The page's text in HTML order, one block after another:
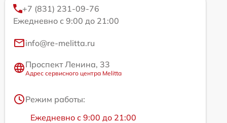
+7 (831) 231-09-76
Ежедневно с 9:00 до 21:00
info@re-melitta.ru
Проспект Ленина, 33
Адрес сервисного центра Melitta
Режим работы:
Ежедневно с 9:00 до 21:00